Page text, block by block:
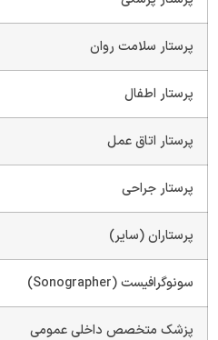
پرستار سلامت روان
پرستار اطفال
پرستار اتاق عمل
پرستار جراحی
پرستاران (سایر)
سونوگرافیست (Sonographer)
پزشک متخصص داخلی عمومی